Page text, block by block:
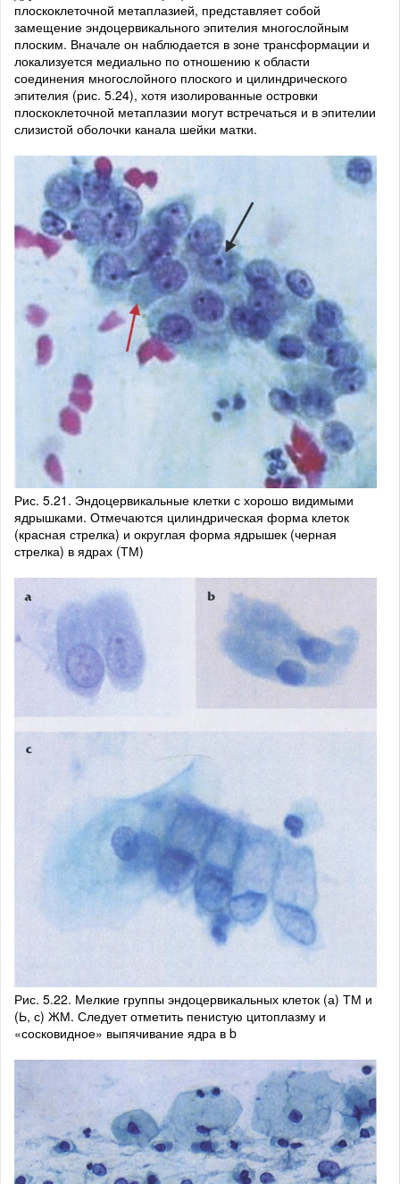
плоскоклеточной метаплазией, представляет собой
замещение эндоцервикального эпителия многослойным
плоским. Вначале он наблюдается в зоне трансформации и
локализуется медиально по отношению к области
соединения многослойного плоского и цилиндрического
эпителия (рис. 5.24), хотя изолированные островки
плоскоклеточной метаплазии могут встречаться и в эпителии
слизистой оболочки канала шейки матки.
Рис. 5.21. Эндоцервикальные клетки с хорошо видимыми
ядрышками. Отмечаются цилиндрическая форма клеток
(красная стрелка) и округлая форма ядрышек (черная
стрелка) в ядрах (ТМ)
Рис. 5.22. Мелкие группы эндоцервикальных клеток (а) ТМ и
(Ь, с) ЖМ. Следует отметить пенистую цитоплазму и
«сосковидное» выпячивание ядра в b